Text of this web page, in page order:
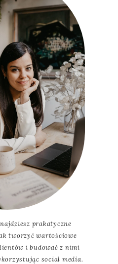
prakatyczne
tworzyć wartościowe
i budować z nimi
social media.